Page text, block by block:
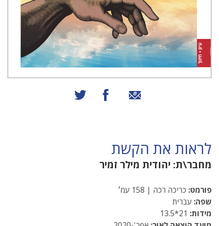
שיתוף באמצעות אימייל
שיתוף בפייסבוק
לראות את הקשת
מחבר\ת: יהודית מילר זמיר
פורמט: כריכה רכה | 158 עמ׳
שפה: עברית
מידות: